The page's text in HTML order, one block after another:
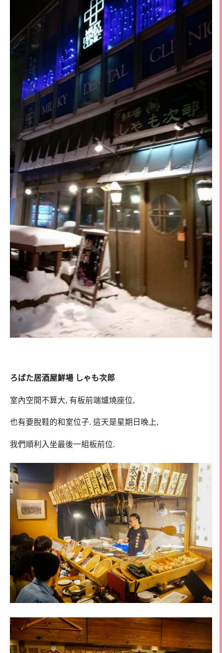
ろばた居酒屋鮮場 しゃも次郎
室內空間不算大, 有板前端爐燒座位,
也有要脫鞋的和室位子. 這天是星期日晚上,
我們順利入坐最後一組板前位.